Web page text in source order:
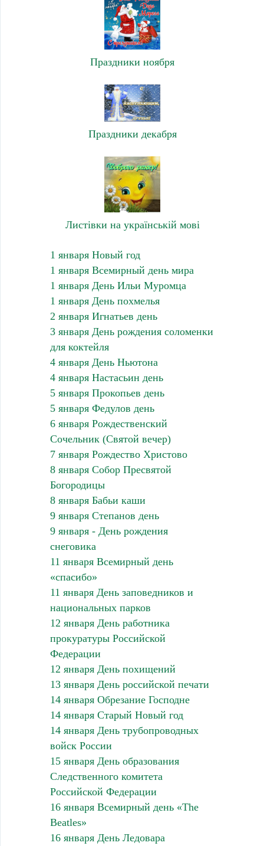
Праздники ноября
Праздники декабря
Листівки на українській мові
1 января Новый год
1 января Всемирный день мира
1 января День Ильи Муромца
1 января День похмелья
2 января Игнатьев день
3 января День рождения соломенки
для коктейля
4 января День Ньютона
4 января Настасьин день
5 января Прокопьев день
5 января Федулов день
6 января Рождественский
Сочельник (Святой вечер)
7 января Рождество Христово
8 января Собор Пресвятой
Богородицы
8 января Бабьи каши
9 января Степанов день
9 января - День рождения
снеговика
11 января Всемирный день
«спасибо»
11 января День заповедников и
национальных парков
12 января День работника
прокуратуры Российской
Федерации
12 января День похищений
13 января День российской печати
14 января Обрезание Господне
14 января Старый Новый год
14 января День трубопроводных
войск России
15 января День образования
Следственного комитета
Российской Федерации
16 января Всемирный день «The
Beatles»
16 января День Ледовара